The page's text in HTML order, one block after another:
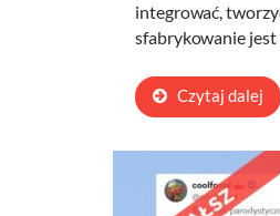
integrować,
sfabrykowanie
Czytaj dalej